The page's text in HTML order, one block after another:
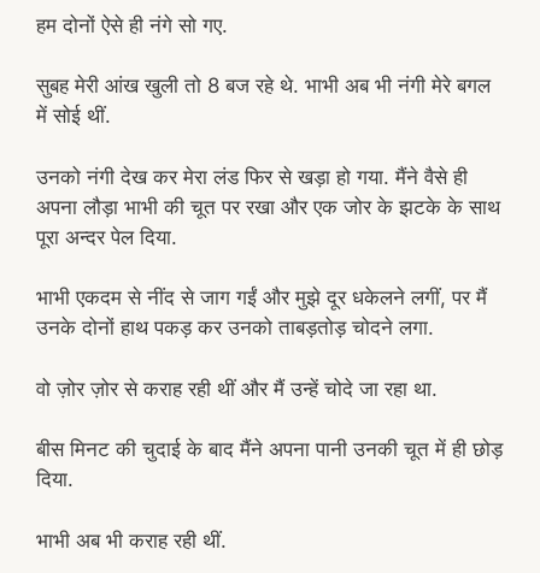
हम दोनों ऐसे ही नंगे सो गए.
सुबह मेरी आंख खुली तो 8 बज रहे थे. भाभी अब भी नंगी मेरे बगल
में सोई थीं.
उनको नंगी देख कर मेरा लंड फिर से खड़ा हो गया. मैंने वैसे ही
अपना लौड़ा भाभी की चूत पर रखा और एक जोर के झटके के साथ
पूरा अन्दर पेल दिया.
भाभी एकदम से नींद से जाग गईं और मुझे दूर धकेलने लगीं, पर मैं
उनके दोनों हाथ पकड़ कर उनको ताबड़तोड़ चोदने लगा.
वो ज़ोर ज़ोर से कराह रही थीं और मैं उन्हें चोदे जा रहा था.
बीस मिनट की चुदाई के बाद मैंने अपना पानी उनकी चूत में ही छोड़
दिया.
भाभी अब भी कराह रही थीं.